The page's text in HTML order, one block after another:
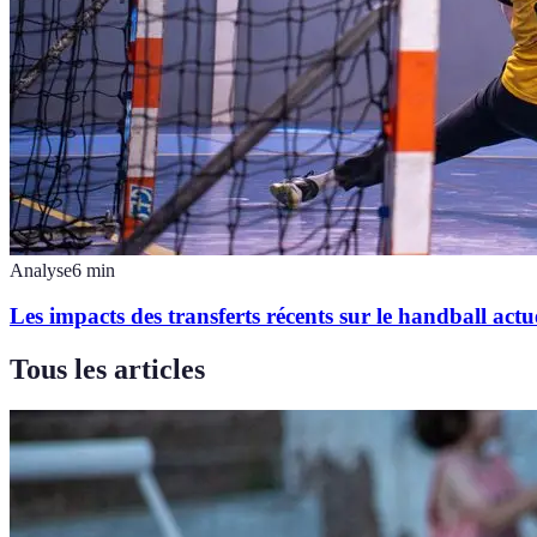
Analyse6 min
Les impacts des transferts récents sur le handball
Tous les articles